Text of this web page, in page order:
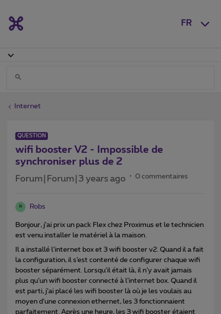
FR
Internet
QUESTION
wifi booster V2 - Impossible de
synchroniser plus de 2
Forum|Forum|3 years ago 0 commentaires
R Robs
Bonjour, j’ai prix un pack Flex chez Proximus et le technicien
est venu installer le matériel à la maison.
Il a installé l’internet box et 3 wifi booster v2. Quand il a fait
la configuration, il s’est contenté de configurer chaque wifi
booster séparément. Lorsqu’il était là, il n’y avait jamais
plus qu’un wifi booster connecté à l’internet box. Quand il
est parti, j’ai placé les wifi booster là où je les voulais au
moyen d’une connexion ethernet, les 3 fonctionnaient
parfaitement. Après une heure, les 3 wifi booster étaient